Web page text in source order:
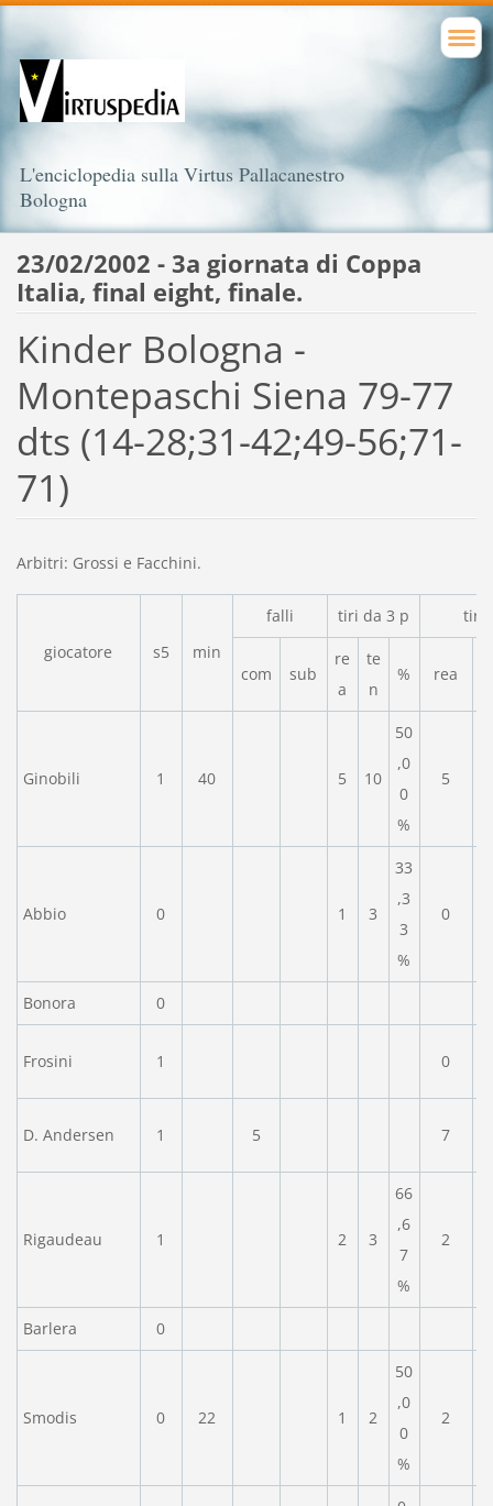
L'enciclopedia sulla Virtus Pallacanestro
Bologna
23/02/2002 - 3a giornata di Coppa
Italia, final eight, finale.
Kinder Bologna -
Montepaschi Siena 79-77
dts (14-28;31-42;49-56;71-
71)
Arbitri: Grossi e Facchini.
giocatore s5 min
falli tiri da 3 p tiri
com sub
re
a
te
n
% rea
Ginobili 1 40 5 10
50
,0
0
%
5
Abbio 0 1 3
33
,3
3
%
0
Bonora 0
Frosini 1 0
D. Andersen 1 5 7
Rigaudeau 1 2 3
66
,6
7
%
2
Barlera 0
Smodis 0 22 1 2
50
,0
0
%
2